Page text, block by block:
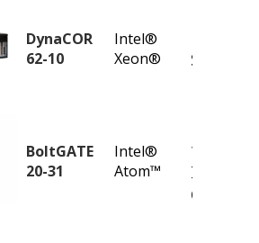
DynaCOR
62-10
Intel®
Xeon®
Server
BoltGATE
20-31
Intel®
Atom™
for
Intel®
Cat 4,